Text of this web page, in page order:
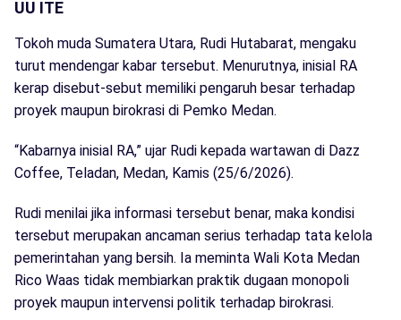
UU ITE
Tokoh muda Sumatera Utara, Rudi Hutabarat, mengaku
turut mendengar kabar tersebut. Menurutnya, inisial RA
kerap disebut-sebut memiliki pengaruh besar terhadap
proyek maupun birokrasi di Pemko Medan.
“Kabarnya inisial RA,” ujar Rudi kepada wartawan di Dazz
Coffee, Teladan, Medan, Kamis (25/6/2026).
Rudi menilai jika informasi tersebut benar, maka kondisi
tersebut merupakan ancaman serius terhadap tata kelola
pemerintahan yang bersih. Ia meminta Wali Kota Medan
Rico Waas tidak membiarkan praktik dugaan monopoli
proyek maupun intervensi politik terhadap birokrasi.